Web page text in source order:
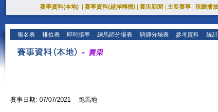
賽事資料(本地) 賽事資料(越洋轉播) 賽馬新聞 主要賽事 視聽播
報名表 排位表 即時賠率 練馬師分場表 騎師分場表 參考資料 統
賽事日期: 07/07/2021 跑馬地